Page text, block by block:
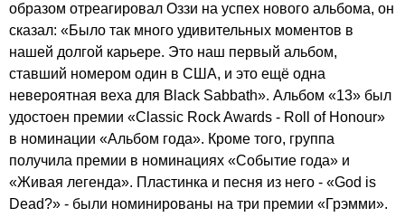
образом отреагировал Оззи на успех нового альбома, он
сказал: «Было так много удивительных моментов в
нашей долгой карьере. Это наш первый альбом,
ставший номером один в США, и это ещё одна
невероятная веха для Black Sabbath». Альбом «13» был
удостоен премии «Classic RockAwards - Roll of Honour»
в номинации «Альбом года». Кроме того, группа
получила премии в номинациях «Событие года» и
«Живая легенда». Пластинка и песня из него - «God is
Dead?» - были номинированы на три премии «Грэмми».